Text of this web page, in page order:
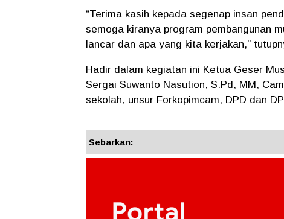
“Terima kasih kepada segenap insan
semoga kiranya program pembangunan
lancar dan apa yang kita kerjakan,”
Hadir dalam kegiatan ini Ketua Geser
Sergai Suwanto Nasution, S.Pd, MM,
sekolah, unsur Forkopimcam, DPD dan
Sebarkan: